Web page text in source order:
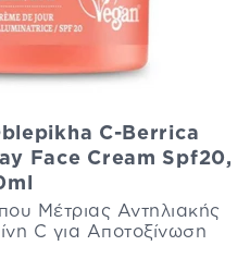
C-Berrica
Face Cream Spf20,
Μέτριας Αντηλιακής
C για Αποτοξίνωση